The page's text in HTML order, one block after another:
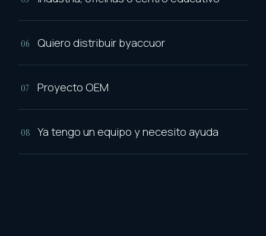
06 Quiero distribuir byaccuor
07 Proyecto OEM
08 Ya tengo un equipo y necesito ayuda